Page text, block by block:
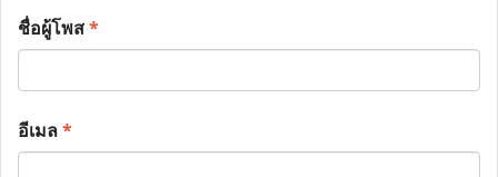
ชื่อผู้โพส*
อีเมล*